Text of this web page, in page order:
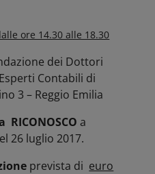
ore 14.30 alle 18.30
dei Dottori
Contabili di
3 – Reggio Emilia
RICONOSCOa
26 luglio 2017.
prevista di euro